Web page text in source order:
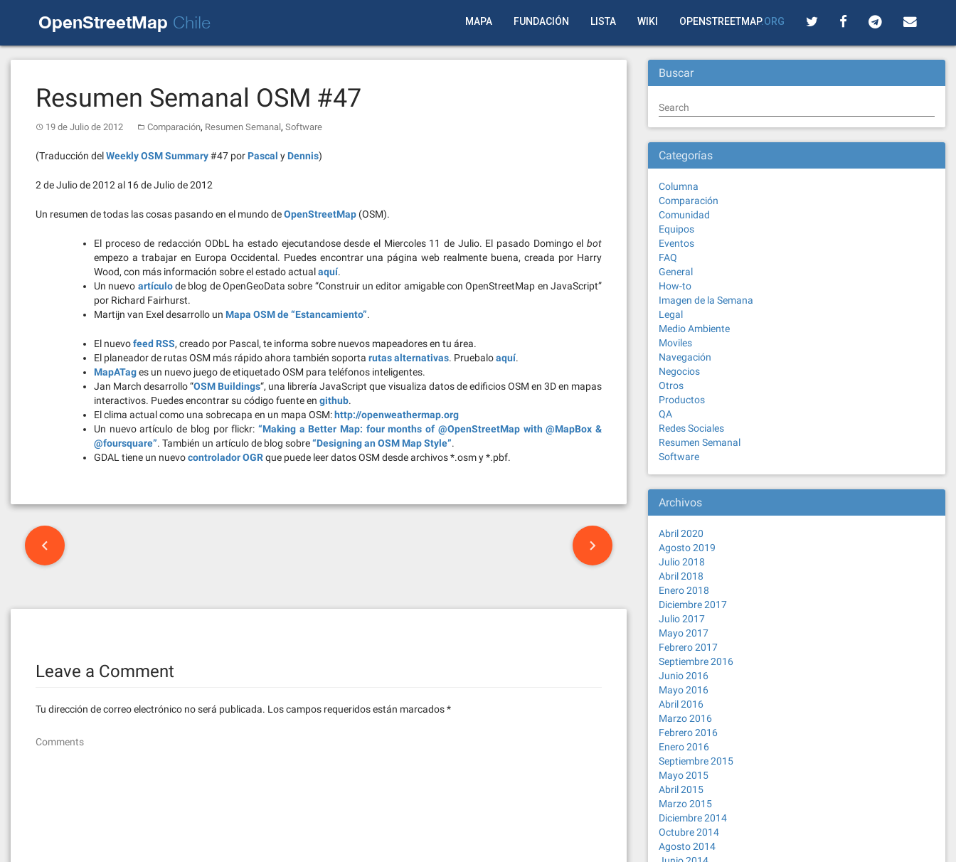
OpenStreetMap Chile MAPA FUNDACIÓN LISTA WIKI OPENSTREETMAP.ORG
Resumen Semanal OSM #47
19 de Julio de 2012 Comparación, Resumen Semanal, Software
(Traducción delWeekly OSM Summary#47 por Pascal y Dennis)
2 de Julio de 2012 al 16 de Julio de 2012
Un resumen de todas las cosas pasando en el mundo deOpenStreetMap (OSM).
El proceso de redacción ODbL ha estado ejecutandose desde el Miercoles 11 de Julio. El pasado Domingo el bot
empezo a trabajar en Europa Occidental. Puedes encontrar una página web realmente buena, creada por Harry
Wood, con más información sobre el estado actualaquí.
Un nuevo artículode blog de OpenGeoData sobre “Construir un editor amigable con OpenStreetMap en JavaScript”
por Richard Fairhurst.
Martijn van Exel desarrollo un Mapa OSM de “Estancamiento”.
El nuevofeed RSS, creado por Pascal, te informa sobre nuevos mapeadores en tu área.
El planeador de rutas OSM más rápido ahora también soporta rutas alternativas. Pruebaloaquí.
MapATages un nuevo juego de etiquetado OSM para teléfonos inteligentes.
Jan March desarrollo “OSM Buildings“, una librería JavaScript que visualiza datos de edificios OSM en 3D en mapas
interactivos. Puedes encontrar su código fuente en github.
El clima actual como una sobrecapa en un mapa OSM:http://openweathermap.org
Un nuevo artículo de blog por flickr: “Making a Better Map: four months of @OpenStreetMap with @MapBox &
@foursquare”. También un artículo de blog sobre“Designing an OSM Map Style”.
GDAL tiene un nuevocontrolador OGRque puede leer datos OSM desde archivos *.osm y *.pbf.
Post
navigation
Leave a Comment
Tu dirección de correo electrónico no será publicada. Los campos requeridos están marcados*
Comments
Buscar
Search
Categorías
Columna
Comparación
Comunidad
Equipos
Eventos
FAQ
General
How-to
Imagen de la Semana
Legal
Medio Ambiente
Moviles
Navegación
Negocios
Otros
Productos
QA
Redes Sociales
Resumen Semanal
Software
Archivos
Abril 2020
Agosto 2019
Julio 2018
Abril 2018
Enero 2018
Diciembre 2017
Julio 2017
Mayo 2017
Febrero 2017
Septiembre 2016
Junio 2016
Mayo 2016
Abril 2016
Marzo 2016
Febrero 2016
Enero 2016
Septiembre 2015
Mayo 2015
Abril 2015
Marzo 2015
Diciembre 2014
Octubre 2014
Agosto 2014